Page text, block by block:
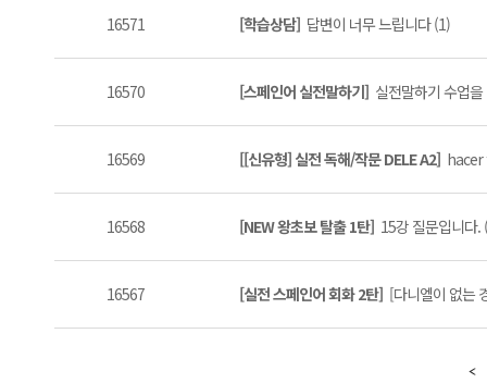
16571 [학습상담] 답변이 너무 느립니다 (1)
16570 [스페인어 실전말하기] 실전말하기 수업
16569 [[신유형] 실전 독해/작문 DELE A2]
16568 [NEW 왕초보 탈출 1탄] 15강 질문입니다.
16567 [실전 스페인어 회화 2탄] [다니엘이 없는